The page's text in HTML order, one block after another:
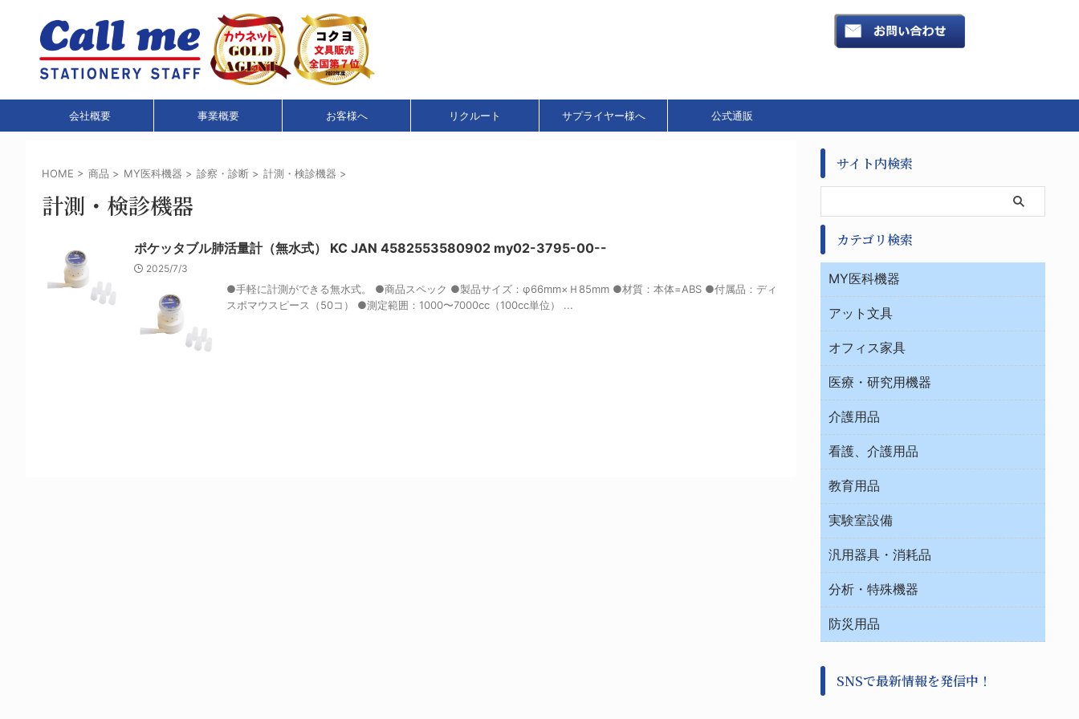
会社概要 事業概要 お客様へ リクルート サプライヤー様へ 公式通販
HOME > 商品 > MY医科機器 > 診察・診断 > 計測・検診機器 >
計測・検診機器
ポケッタブル肺活量計（無水式） KC JAN 4582553580902 my02-3795-00--
2025/7/3
●手軽に計測ができる無水式。 ●商品スペック ●製品サイズ：φ66mm×Ｈ85mm ●材質：本体=ABS ●付属品：ディ
スポマウスピース（50コ） ●測定範囲：1000〜7000cc（100cc単位） ...
サイト内検索
カテゴリ検索
MY医科機器
診察・診断
与薬・調剤薬局
アット文具
ＯＡ・パソコン用品
オフィス家具
オフィス作業用品
医療・研究用機器
ウエアー
チューブコネクタ素材
テープ・ラベル・紙製
デシケーター類
ベット周辺
ベンチ無菌ドラフト
院内感染防止、空気清浄器類
運搬
温度・湿度管理機器
加圧・減圧・油ポンプ
撹拌機 ２
介護用品
介護・リハビリ
看護、介護用品
院内感染防止、空気清浄器類
救急
健康機器・用品
事務・受付
処置・手術
中材・滅菌・洗浄
教育用品
ノート・紙製品
実験室設備
コンテナー保温容器
工具類
事務用品・ＯＡデスク
清掃用品
汎用器具・消耗品
テープ・ラベル・紙製
金属・樹脂実験必需２
樹脂容器各種
分析・特殊機器
検査用品
分離・分析ロシ
防災用品
初期活動・対策本部
SNSで最新情報を発信中！